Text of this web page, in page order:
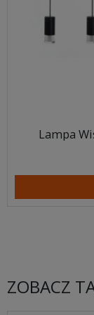
Lampa
ZOBACZ